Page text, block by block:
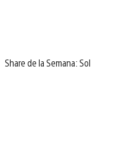
Share de la Semana: Sol